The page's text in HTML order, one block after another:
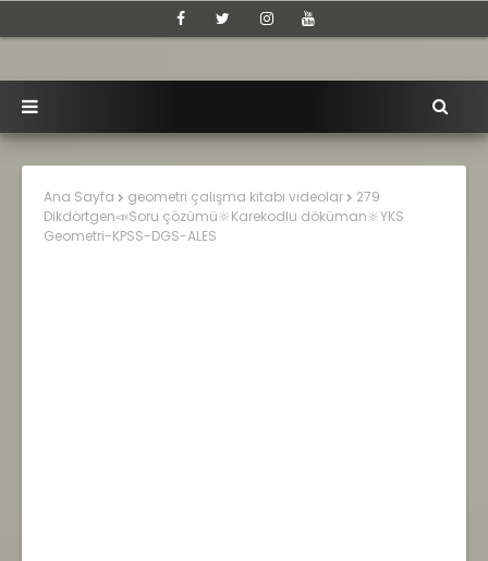
Ana Sayfa geometri çalışma kitabı videolar
279
Dikdörtgen📣Soru çözümü🔆Karekodlu döküman🔆YKS
Geometri-KPSS-DGS-ALES